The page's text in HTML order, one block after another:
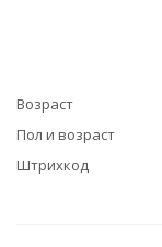
Возраст
Пол и возраст
Штрихкод